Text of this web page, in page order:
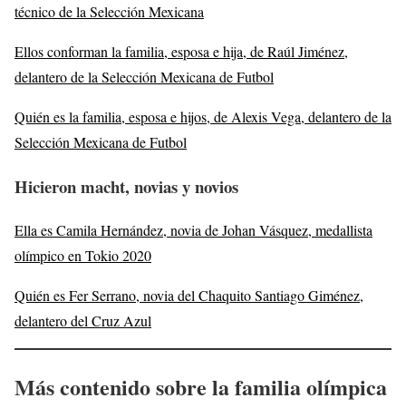
técnico de la Selección Mexicana
Ellos conforman la familia, esposa e hija, de Raúl Jiménez,
delantero de la Selección Mexicana de Futbol
Quién es la familia, esposa e hijos, de Alexis Vega, delantero de la
Selección Mexicana de Futbol
Hicieron macht, novias y novios
Ella es Camila Hernández, novia de Johan Vásquez, medallista
olímpico en Tokio 2020
Quién es Fer Serrano, novia del Chaquito Santiago Giménez,
delantero del Cruz Azul
Más contenido sobre la familia olímpica